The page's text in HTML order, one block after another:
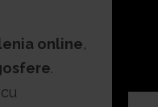
online,
.